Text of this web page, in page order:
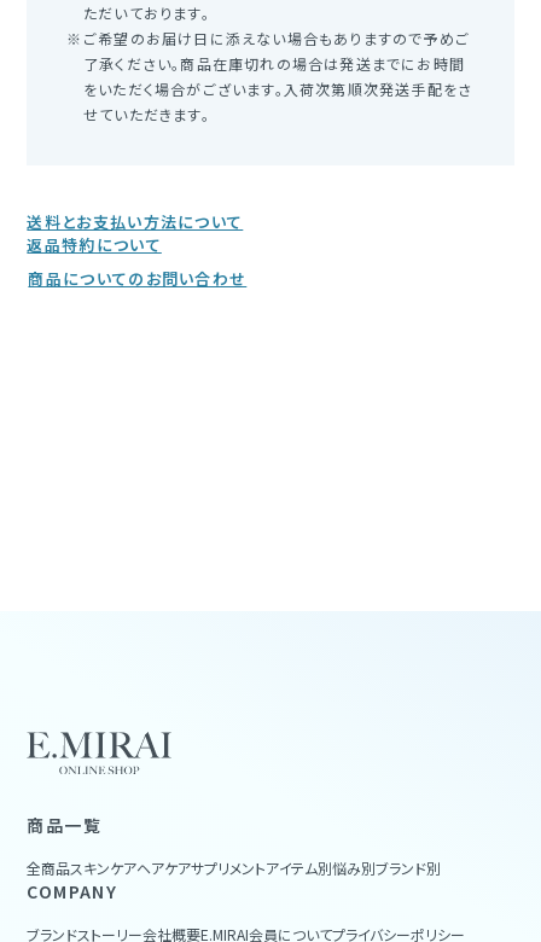
ただいております。
ご希望のお届け日に添えない場合もありますので予めご
了承ください。商品在庫切れの場合は発送までにお時間
をいただく場合がございます。入荷次第順次発送手配をさ
せていただきます。
送料とお支払い方法について
返品特約について
商品についてのお問い合わせ
商品一覧
全商品スキンケアヘアケアサプリメントアイテム別悩み別ブランド別
COMPANY
ブランドストーリー会社概要E.MIRAI会員についてプライバシーポリシー